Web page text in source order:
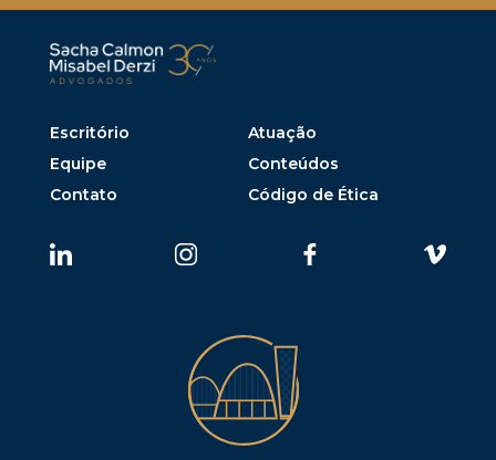
Escritório
Atuação
Equipe
Conteúdos
Contato
Código de Ética